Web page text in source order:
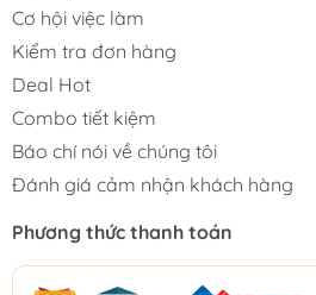
Cơ hội việc làm
Kiểm tra đơn hàng
Deal Hot
Combo tiết kiệm
Báo chí nói về chúng tôi
Đánh giá cảm nhận khách hàng
Phương thức thanh toán